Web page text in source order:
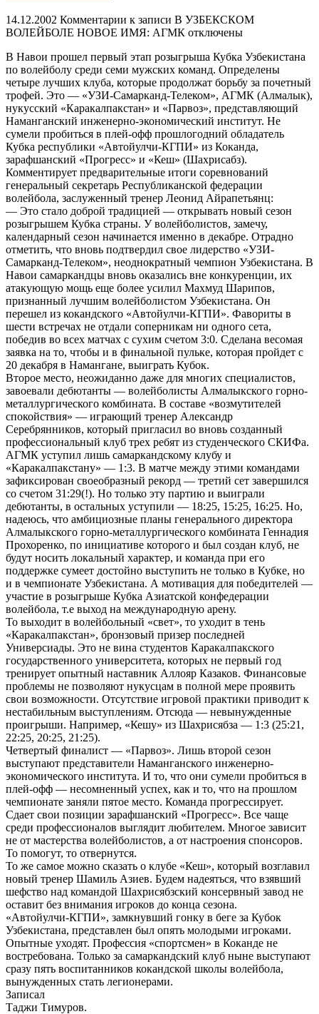
14.12.2002 Комментарии к записи В УЗБЕКСКОМ
ВОЛЕЙБОЛЕ НОВОЕ ИМЯ: АГМК отключены
В Навои прошел первый этап розыгрыша Кубка Узбекистана
по волейболу среди семи мужских команд. Определены
четыре лучших клуба, которые продолжат борьбу за почетный
трофей. Это — «УЗИ-Самарканд-Телеком», АГМК (Алмалык),
нукусский «Каракалпакстан» и «Парвоз», представляющий
Наманганский инженерно-экономический институт. Не
сумели пробиться в плей-офф прошлогодний обладатель
Кубка республики «Автойулчи-КГПИ» из Коканда,
зарафшанский «Прогресс» и «Кеш» (Шахрисабз).
Комментирует предварительные итоги соревнований
генеральный секретарь Республиканской федерации
волейбола, заслуженный тренер Леонид Айрапетьянц:
— Это стало доброй традицией — открывать новый сезон
розыгрышем Кубка страны. У волейболистов, замечу,
календарный сезон начинается именно в декабре. Отрадно
отметить, что вновь подтвердил свое лидерство «УЗИ-
Самарканд-Телеком», неоднократный чемпион Узбекистана. В
Навои самаркандцы вновь оказались вне конкуренции, их
атакующую мощь еще более усилил Махмуд Шарипов,
признанный лучшим волейболистом Узбекистана. Он
перешел из кокандского «Автойулчи-КГПИ». Фавориты в
шести встречах не отдали соперникам ни одного сета,
победив во всех матчах с сухим счетом 3:0. Сделана весомая
заявка на то, чтобы и в финальной пульке, которая пройдет с
20 декабря в Намангане, выиграть Кубок.
Второе место, неожиданно даже для многих специалистов,
завоевали дебютанты — волейболисты Алмалыкского горно-
металлургического комбината. В составе «возмутителей
спокойствия» — играющий тренер Александр
Серебрянников, который пригласил во вновь созданный
профессиональный клуб трех ребят из студенческого СКИФа.
АГМК уступил лишь самаркандскому клубу и
«Каракалпакстану» — 1:3. В матче между этими командами
зафиксирован своеобразный рекорд — третий сет завершился
со счетом 31:29(!). Но только эту партию и выиграли
дебютанты, в остальных уступили — 18:25, 15:25, 16:25. Но,
надеюсь, что амбициозные планы генерального директора
Алмалыкского горно-металлургического комбината Геннадия
Прохоренко, по инициативе которого и был создан клуб, не
будут носить локальный характер, и команда при его
поддержке сумеет достойно выступить не только в Кубке, но
и в чемпионате Узбекистана. А мотивация для победителей —
участие в розыгрыше Кубка Азиатской конфедерации
волейбола, т.е выход на международную арену.
То выходит в волейбольный «свет», то уходит в тень
«Каракалпакстан», бронзовый призер последней
Универсиады. Это не вина студентов Каракалпакского
государственного университета, которых не первый год
тренирует опытный наставник Аллояр Казаков. Финансовые
проблемы не позволяют нукусцам в полной мере проявить
свои возможности. Отсутствие игровой практики приводит к
нестабильным выступлениям. Отсюда — невынужденные
проигрыши. Например, «Кешу» из Шахрисябза — 1:3 (25:21,
22:25, 20:25, 21:25).
Четвертый финалист — «Парвоз». Лишь второй сезон
выступают представители Наманганского инженерно-
экономического института. И то, что они сумели пробиться в
плей-офф — несомненный успех, как и то, что на прошлом
чемпионате заняли пятое место. Команда прогрессирует.
Сдает свои позиции зарафшанский «Прогресс». Все чаще
среди профессионалов выглядит любителем. Многое зависит
не от мастерства волейболистов, а от настроения спонсоров.
То помогут, то отвернутся.
То же самое можно сказать о клубе «Кеш», который возглавил
новый тренер Шамиль Азиев. Будем надеяться, что взявший
шефство над командой Шахрисябзский консервный завод не
оставит без внимания игроков до конца сезона.
«Автойулчи-КГПИ», замкнувший гонку в беге за Кубок
Узбекистана, представлен был опять молодыми игроками.
Опытные уходят. Профессия «спортсмен» в Коканде не
востребована. Только за самаркандский клуб ныне выступают
сразу пять воспитанников кокандской школы волейбола,
вынужденных стать легионерами.
Записал
Таджи Тимуров.